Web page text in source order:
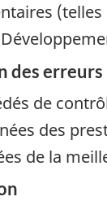
des erreurs
de
des
de la